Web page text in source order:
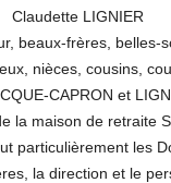
Claudette LIGNIER
beaux-frères, belles-
nièces, cousins,
CAPRON et
la maison de retraite
particulièrement les
la direction et le